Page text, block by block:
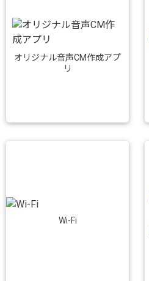
オリジナル音声CM作成アプ
リ
Wi-Fi